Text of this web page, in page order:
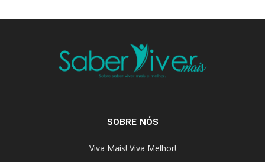
SOBRE NÓS
Viva Mais! Viva Melhor!